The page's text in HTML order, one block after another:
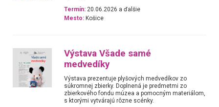
Termín: 20.06.2026 a ďalšie
Mesto: Košice
Výstava Všade samé
medvedíky
Výstava prezentuje plyšových medvedíkov zo
súkromnej zbierky. Doplnená je predmetmi zo
zbierkového fondu múzea a pomocným materiálom,
s ktorými vytvárajú rôzne scénky.